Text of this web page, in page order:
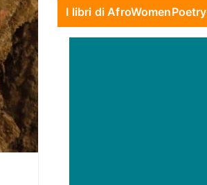
I libri di AfroWomenPoetry